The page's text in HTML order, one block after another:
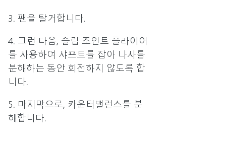
3. 팬을 탈거합니다.
4. 그런 다음, 슬립 조인트 플라이어
를 사용하여 샤프트를 잡아 나사를
분해하는 동안 회전하지 않도록 합
니다.
5. 마지막으로, 카운터밸런스를 분
해합니다.